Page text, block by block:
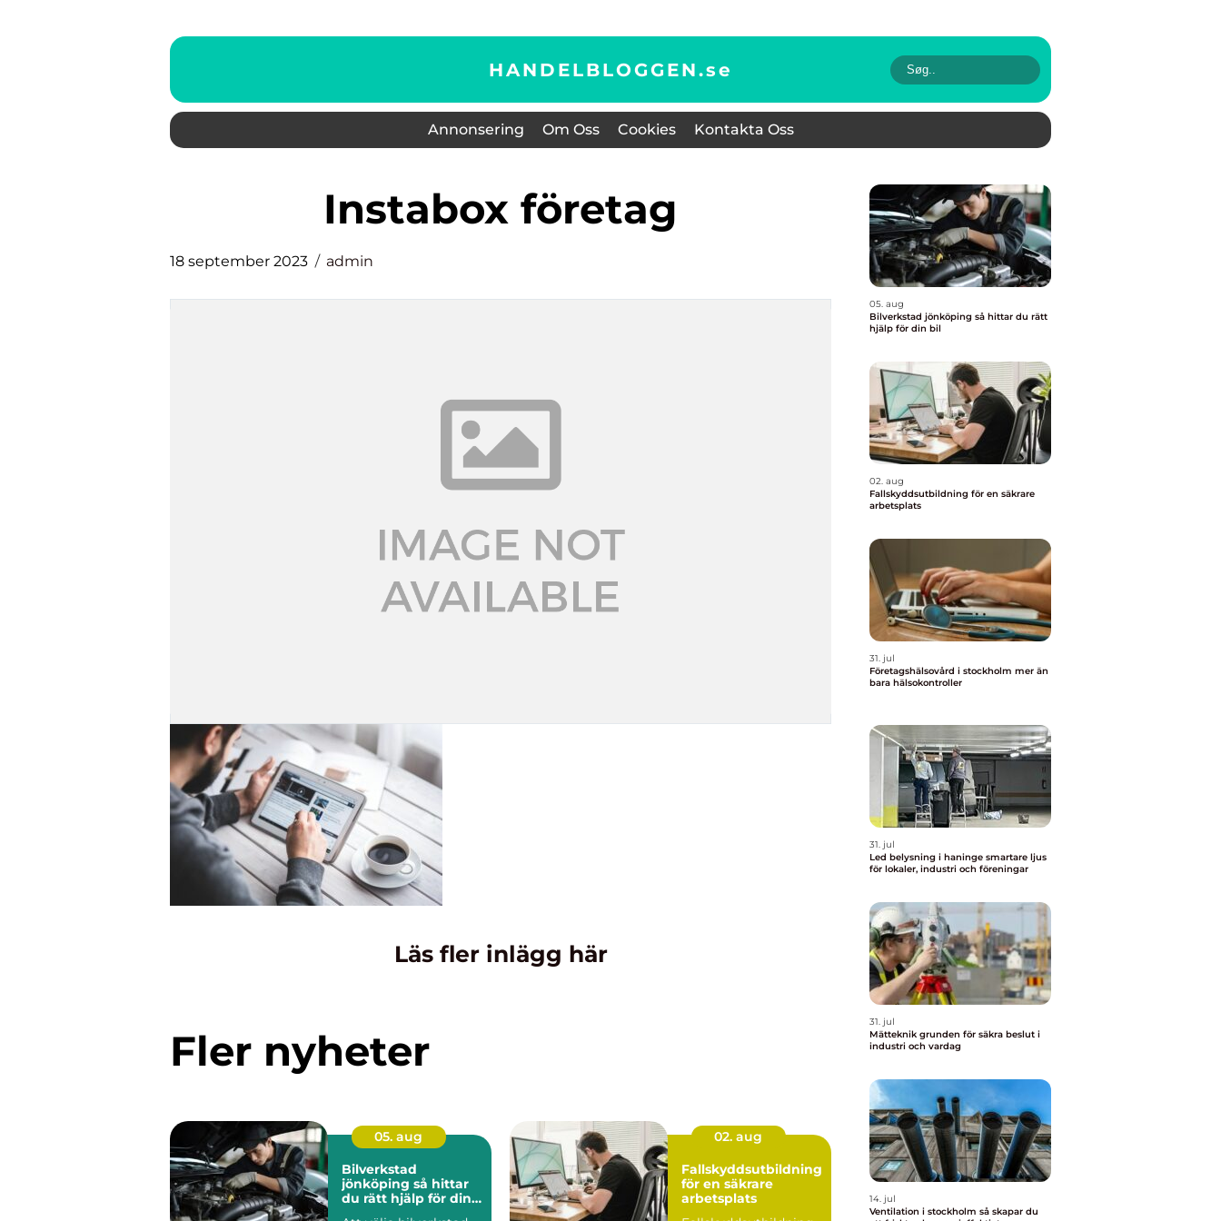
HANDELBLOGGEN.se
Annonsering Om Oss Cookies Kontakta Oss
instabox företag
18 september 2023 admin
Läs fler inlägg här
Fler nyheter
05. aug
Bilverkstad
jönköping så hittar
du rätt hjälp för din
02. aug
Fallskyddsutbildning
för en säkrare
arbetsplats
05. aug
Bilverkstad jönköping så hittar du rätt
hjälp för din bil
02. aug
Fallskyddsutbildning för en säkrare
arbetsplats
31. jul
Företagshälsovård i stockholm mer än
bara hälsokontroller
31. jul
Led belysning i haninge smartare ljus
för lokaler, industri och föreningar
31. jul
Mätteknik grunden för säkra beslut i
industri och vardag
14. jul
Ventilation i stockholm så skapar du